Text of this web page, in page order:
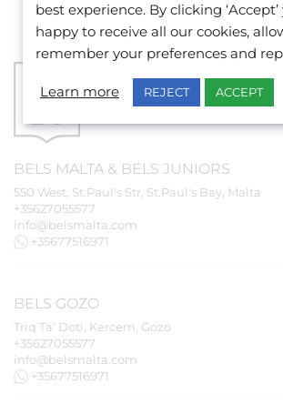
BELS MALTA & BELS JUNIORS
550 West, St.Paul's Str, St.Paul's Bay, Malta
+35627055577
info@belsmalta.com
+35677516971
BELS GOZO
Triq Ta' Doti, Kerċem, Gozo
+35627055577
info@belsmalta.com
+35677516971
best experience. By clicking
happy to receive all our cookies,
remember your preferences and
Learn more REJECT ACCEPT